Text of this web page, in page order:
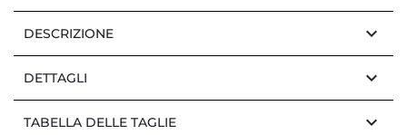
DESCRIZIONE keyboard_arrow_down
DETTAGLI keyboard_arrow_down
TABELLA DELLE TAGLIE keyboard_arrow_down